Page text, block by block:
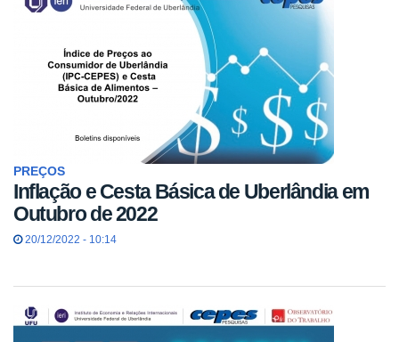
PREÇOS
Inflação e Cesta Básica de Uberlândia em
Outubro de 2022
20/12/2022 - 10:14